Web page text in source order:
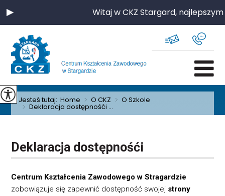
Witaj w CKZ Stargard,
Jesteś tutaj:Home > O CKZ > O Szkole
> Deklaracja dostępnośći ...
Deklaracja dostępnośći
Centrum Kształcenia Zawodowego w Stragardzie
zobowiązuje się zapewnić dostępność swojej strony